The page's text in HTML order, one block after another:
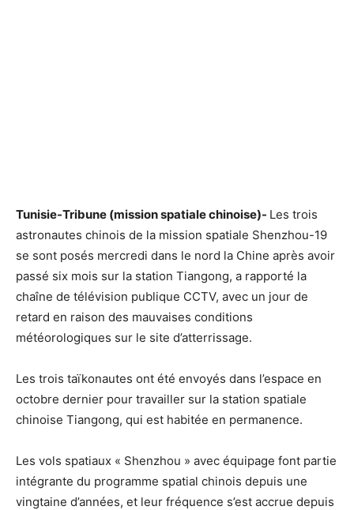
Tunisie-Tribune (mission spatiale chinoise)- Les trois
astronautes chinois de la mission spatiale Shenzhou-19
se sont posés mercredi dans le nord la Chine après avoir
passé six mois sur la station Tiangong, a rapporté la
chaîne de télévision publique CCTV, avec un jour de
retard en raison des mauvaises conditions
météorologiques sur le site d’atterrissage.
Les trois taïkonautes ont été envoyés dans l’espace en
octobre dernier pour travailler sur la station spatiale
chinoise Tiangong, qui est habitée en permanence.
Les vols spatiaux « Shenzhou » avec équipage font partie
intégrante du programme spatial chinois depuis une
vingtaine d’années, et leur fréquence s’est accrue depuis